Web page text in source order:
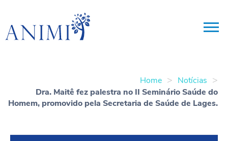
Home > Notícias >
Dra. Maitê fez palestra no II Seminário Saúde do
Homem, promovido pela Secretaria de Saúde de Lages.